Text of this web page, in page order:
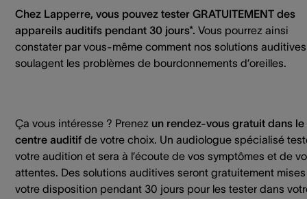
Chez Lapperre, vous pouvez tester GRATUITEMENT des
appareils auditifs pendant 30 jours*. Vous pourrez ainsi
constater par vous-même comment nos solutions auditives
soulagent les problèmes de bourdonnements d’oreilles.
Ça vous intéresse ? Prenez un rendez-vous gratuit dans le
centre auditif de votre choix. Un audiologue spécialisé
votre audition et sera à l’écoute de vos symptômes et de
attentes. Des solutions auditives seront gratuitement
votre disposition pendant 30 jours pour les tester dans